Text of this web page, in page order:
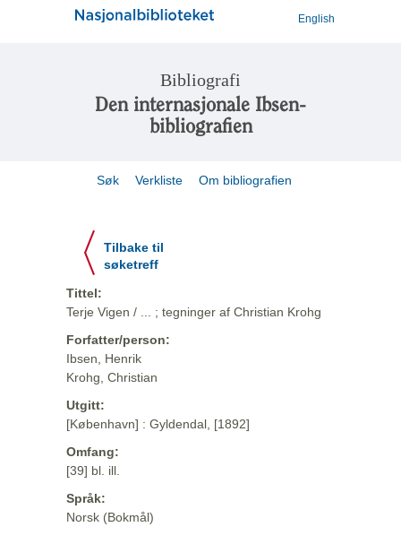
English
Bibliografi
Den internasjonale Ibsen-
bibliografien
Søk Verkliste Om bibliografien
Tilbake til
søketreff
Tittel:
Terje Vigen / ... ; tegninger af Christian Krohg
Forfatter/person:
Ibsen, Henrik
Krohg, Christian
Utgitt:
[København] : Gyldendal, [1892]
Omfang:
[39] bl. ill.
Språk:
Norsk (Bokmål)